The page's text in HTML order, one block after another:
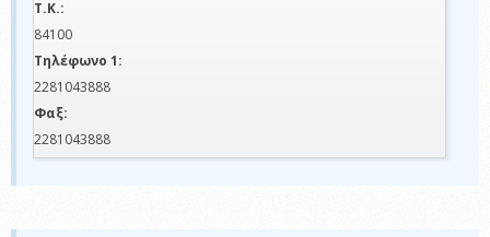
Τ.Κ.:
84100
Τηλέφωνο 1:
2281043888
Φαξ:
2281043888